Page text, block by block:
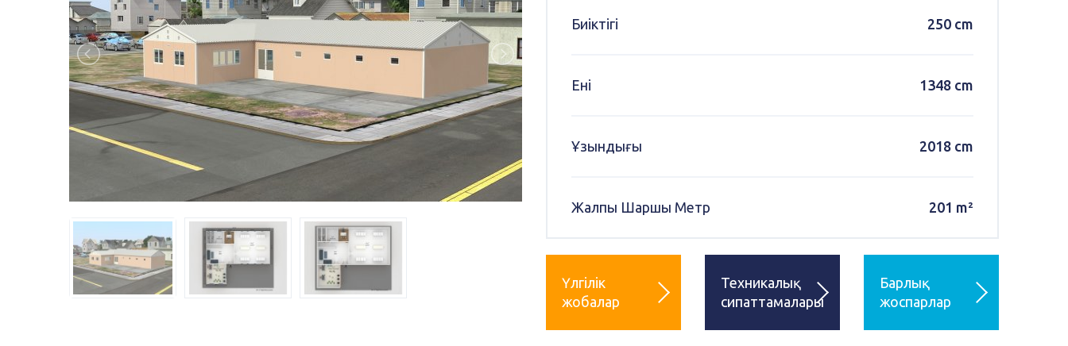
Биіктігі 250 cm
Ені 1348 cm
Ұзындығы 2018 cm
Жалпы Шаршы Метр 201 m²
Үлгілік
жобалар
Техникалық
сипаттамалары
Барлық
жоспарлар